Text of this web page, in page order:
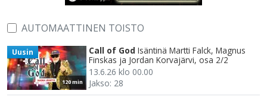
AUTOMAATTINEN TOISTO
120 min
Uusin Call of God Isäntinä Martti Falck, Magnus
Finskas ja Jordan Korvajärvi, osa 2/2
13.6.26 klo 00.00
Jakso: 28